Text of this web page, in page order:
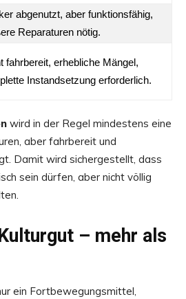
abgenutzt, aber funktionsfähig,
Reparaturen nötig.
fahrbereit, erhebliche Mängel,
Instandsetzung erforderlich.
wird in der Regel mindestens eine
aber fahrbereit und
Damit wird sichergestellt, dass
sein dürfen, aber nicht völlig
– mehr als
ein Fortbewegungsmittel,